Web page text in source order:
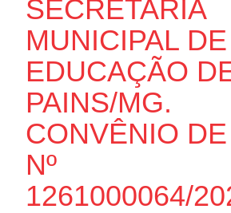
SECRETARIA
MUNICIPAL DE
EDUCAÇÃO
PAINS/MG.
CONVÊNIO
Nº
1261000064/